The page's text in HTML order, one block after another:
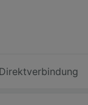
Direktverbindung